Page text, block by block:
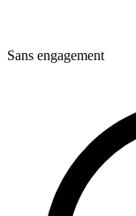
Sans engagement